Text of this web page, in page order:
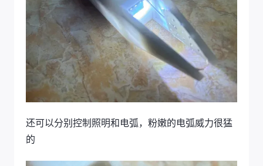
还可以分别控制照明和电弧，粉嫩的电弧威力很猛
的